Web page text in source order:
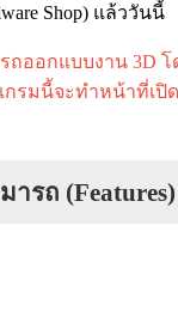
Shop) แล้ววันนี้
ออกแบบงาน 3D โ
รมนี้จะทำหน้าที่เปิ
รถ (Features)